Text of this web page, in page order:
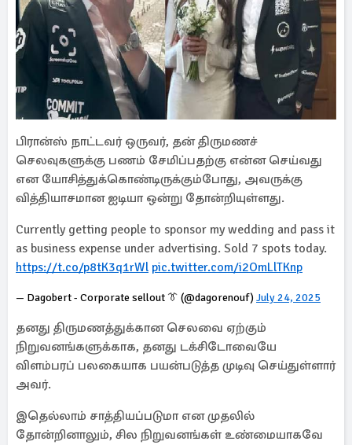
பிரான்ஸ் நாட்டவர் ஒருவர், தன் திருமணச்
செலவுகளுக்கு பணம் சேமிப்பதற்கு என்ன செய்வது
என யோசித்துக்கொண்டிருக்கும்போது, அவருக்கு
வித்தியாசமான ஐடியா ஒன்று தோன்றியுள்ளது.
Currently getting people to sponsor my wedding and pass it
as business expense under advertising. Sold 7 spots today.
https://t.co/p8tK3q1rWl pic.twitter.com/i2OmLlTKnp
— Dagobert - Corporate sellout 👔 (@dagorenouf) July 24, 2025
தனது திருமணத்துக்கான செலவை ஏற்கும்
நிறுவனங்களுக்காக, தனது டக்சிடோவையே
விளம்பரப் பலகையாக பயன்படுத்த முடிவு செய்துள்ளார்
அவர்.
இதெல்லாம் சாத்தியப்படுமா என முதலில்
தோன்றினாலும், சில நிறுவனங்கள் உண்மையாகவே